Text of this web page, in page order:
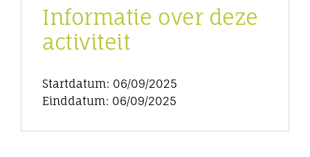
Informatie over deze
activiteit
Startdatum: 06/09/2025
Einddatum: 06/09/2025